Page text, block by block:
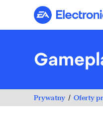
Prywatny Oferty